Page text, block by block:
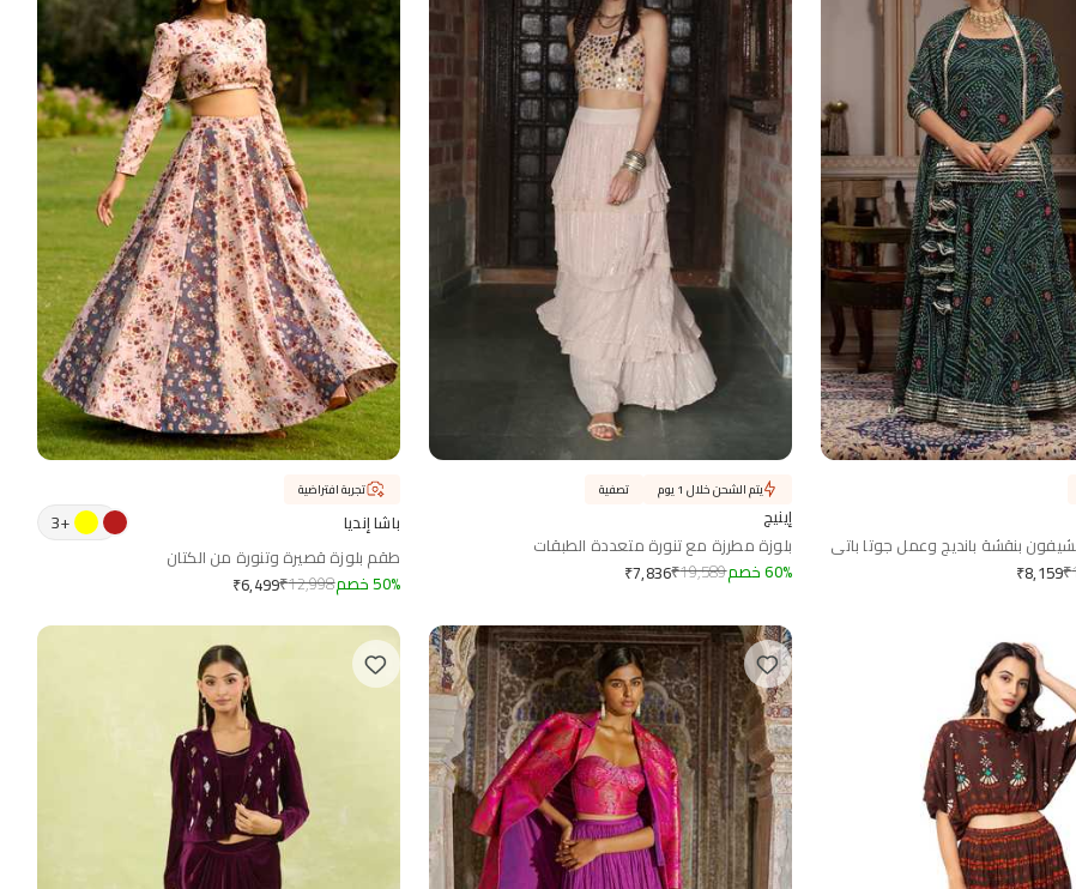
بنقشة بانديج وعمل جوتا باتي
₹8,159₹
إينيچ
بلوزة مطرزة مع تنورة متعددة الطبقات
₹7,836₹19,589 60% خصم
يتم الشحن خلال 1 يوم تصفية
باشا إنديا +
3
طقم بلوزة قصيرة وتنورة من الكتان
₹6,499₹12,998 50% خصم
تجربة افتراضية